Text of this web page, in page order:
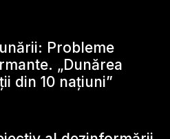
Probleme
„Dunărea
din 10 națiuni”